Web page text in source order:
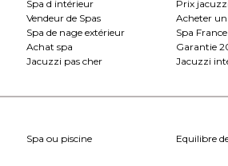
Spa d intérieur
Prix jacuzzi
Vendeur de Spas
Acheter un
Spa de nage extérieur
Spa France
Achat spa
Garantie
Jacuzzi pas cher
Jacuzzi
Spa ou piscine Equilibre